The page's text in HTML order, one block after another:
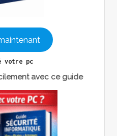
votre pc
avec ce guide